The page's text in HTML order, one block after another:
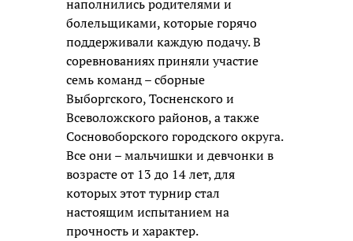
наполнились родителями и
болельщиками, которые горячо
поддерживали каждую подачу. В
соревнованиях приняли участие
семь команд – сборные
Выборгского, Тосненского и
Всеволожского районов, а также
Сосновоборского городского округа.
Все они – мальчишки и девчонки в
возрасте от 13 до 14 лет, для
которых этот турнир стал
настоящим испытанием на
прочность и характер.